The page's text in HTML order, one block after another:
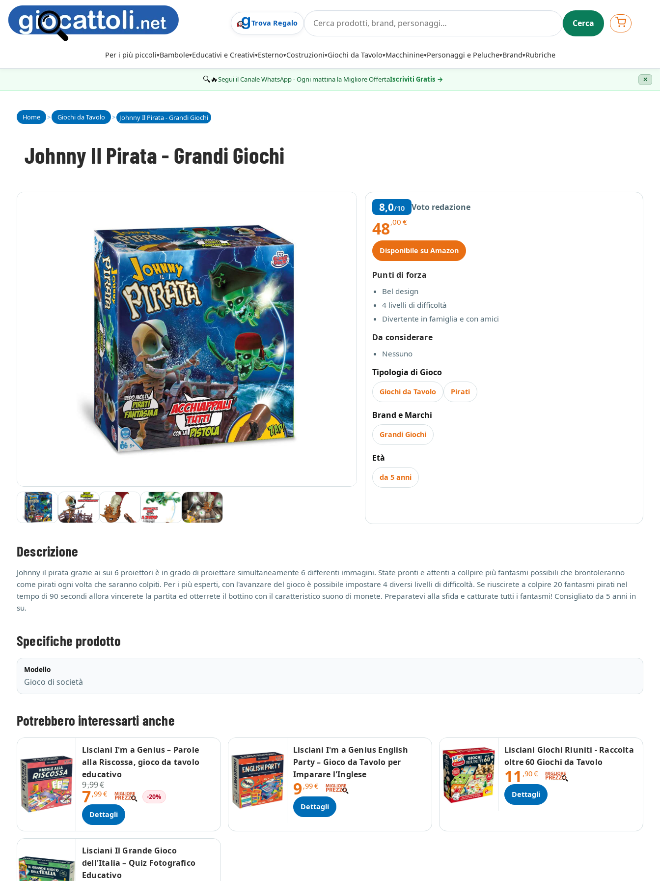
Per i più piccoli Bambole Educativi e Creativi Esterno Costruzioni Giochi da Tavolo Macchinine Personaggi e Peluche Brand Rubriche
Trova Regalo Cerca
🔍🔥Segui il Canale WhatsApp - Ogni mattina la Migliore OffertaIscriviti Gratis → ✕
Home > Giochi da Tavolo > Johnny Il Pirata - Grandi Giochi
Johnny Il Pirata - Grandi Giochi
8,0/10 Voto redazione
48,00 €
Disponibile su Amazon
Punti di forza
Bel design
4 livelli di difficoltà
Divertente in famiglia e con amici
Da considerare
Nessuno
Tipologia di Gioco
Giochi da Tavolo Pirati
Brand e Marchi
Grandi Giochi
Età
da 5 anni
Descrizione
Johnny il pirata grazie ai sui 6 proiettori è in grado di proiettare simultaneamente 6 differenti immagini. State pronti e attenti a collpire più fantasmi possibili che brontoleranno
come pirati ogni volta che saranno colpiti. Per i più esperti, con l'avanzare del gioco è possibile impostare 4 diversi livelli di difficoltà. Se riuscirete a colpire 20 fantasmi pirati nel
tempo di 90 secondi allora vincerete la partita ed otterrete il bottino con il caratteristico suono di monete. Preparatevi alla sfida e catturate tutti i fantasmi! Consigliato da 5 anni in
su.
Specifiche prodotto
Modello
Gioco di società
Potrebbero interessarti anche
Lisciani I'm a Genius – Parole
alla Riscossa, gioco da tavolo
educativo
9,99€
7,99€ -20%
Dettagli
Lisciani I'm a Genius English
Party – Gioco da Tavolo per
Imparare l'Inglese
9,99€
Dettagli
Lisciani Giochi Riuniti - Raccolta
oltre 60 Giochi da Tavolo
11 ,90€
Dettagli
Lisciani Il Grande Gioco
dell'Italia – Quiz Fotografico
Educativo